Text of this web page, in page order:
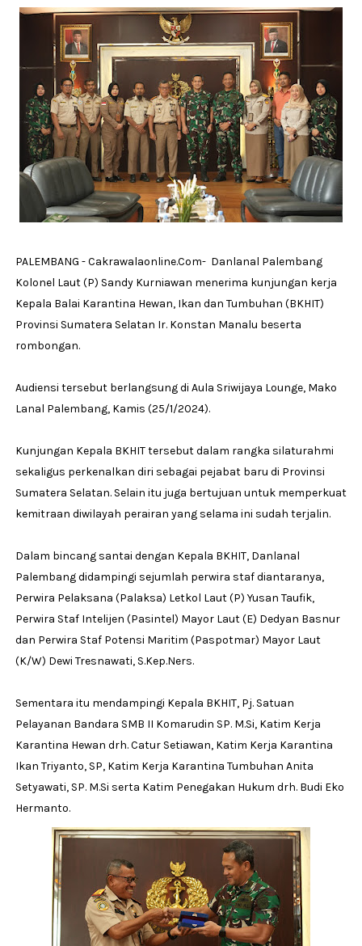
PALEMBANG - Cakrawalaonline.Com- Danlanal Palembang
Kolonel Laut (P) Sandy Kurniawan menerima kunjungan kerja
Kepala Balai Karantina Hewan, Ikan dan Tumbuhan (BKHIT)
Provinsi Sumatera Selatan Ir. Konstan Manalu beserta
rombongan.
Audiensi tersebut berlangsung di Aula Sriwijaya Lounge, Mako
Lanal Palembang, Kamis (25/1/2024).
Kunjungan Kepala BKHIT tersebut dalam rangka silaturahmi
sekaligus perkenalkan diri sebagai pejabat baru di Provinsi
Sumatera Selatan. Selain itu juga bertujuan untuk memperkuat
kemitraan diwilayah perairan yang selama ini sudah terjalin.
Dalam bincang santai dengan Kepala BKHIT, Danlanal
Palembang didampingi sejumlah perwira staf diantaranya,
Perwira Pelaksana (Palaksa) Letkol Laut (P) Yusan Taufik,
Perwira Staf Intelijen (Pasintel) Mayor Laut (E) Dedyan Basnur
dan Perwira Staf Potensi Maritim (Paspotmar) Mayor Laut
(K/W) Dewi Tresnawati, S.Kep.Ners.
Sementara itu mendampingi Kepala BKHIT, Pj. Satuan
Pelayanan Bandara SMB II Komarudin SP. M.Si, Katim Kerja
Karantina Hewan drh. Catur Setiawan, Katim Kerja Karantina
Ikan Triyanto, SP, Katim Kerja Karantina Tumbuhan Anita
Setyawati, SP. M.Si serta Katim Penegakan Hukum drh. Budi Eko
Hermanto.